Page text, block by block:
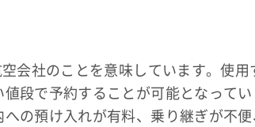
会社のことを意味しています。使
段で予約することが可能となって
の預け入れが有料、乗り継ぎが不